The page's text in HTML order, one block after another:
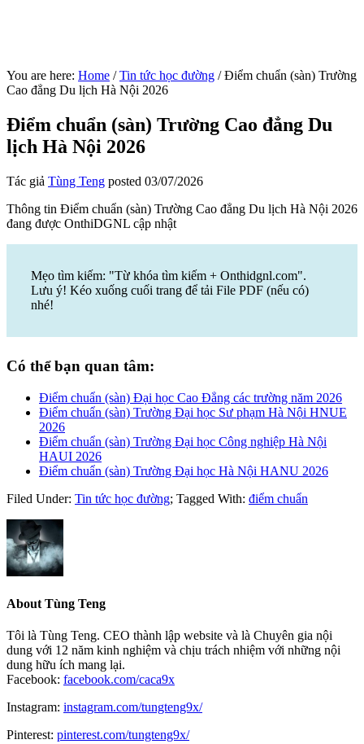
You are here: Home / Tin tức học đường /Điểm chuẩn (sàn) Trường
Cao đẳng Du lịch Hà Nội 2026
Điểm chuẩn (sàn) Trường Cao đẳng Du
lịch Hà Nội 2026
Tác giả Tùng Teng posted 03/07/2026
Thông tin Điểm chuẩn (sàn) Trường Cao đẳng Du lịch Hà Nội 2026
đang được OnthiDGNL cập nhật
Mẹo tìm kiếm: "Từ khóa tìm kiếm + Onthidgnl.com".
Lưu ý! Kéo xuống cuối trang để tải File PDF (nếu có)
nhé!
Có thể bạn quan tâm:
Điểm chuẩn (sàn) Đại học Cao Đẳng các trường năm 2026
Điểm chuẩn (sàn) Trường Đại học Sư phạm Hà Nội HNUE
2026
Điểm chuẩn (sàn) Trường Đại học Công nghiệp Hà Nội
HAUI 2026
Điểm chuẩn (sàn) Trường Đại học Hà Nội HANU 2026
Filed Under: Tin tức học đường; Tagged With: điểm chuẩn
About Tùng Teng
Tôi là Tùng Teng. CEO thành lập website và là Chuyên gia nội
dung với 12 năm kinh nghiệm và chịu trách nhiệm với những nội
dung hữu ích mang lại.
Facebook: facebook.com/caca9x
Instagram: instagram.com/tungteng9x/
Pinterest: pinterest.com/tungteng9x/